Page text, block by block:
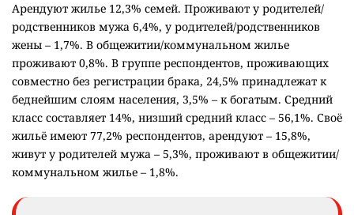
Арендуют жилье 12,3% семей. Проживают у родителей/
родственников мужа 6,4%, у родителей/родственников
жены – 1,7%. В общежитии/коммунальном жилье
проживают 0,8%. В группе респондентов, проживающих
совместно без регистрации брака, 24,5% принадлежат к
беднейшим слоям населения, 3,5% – к богатым. Средний
класс составляет 14%, низший средний класс – 56,1%. Своё
жильё имеют 77,2% респондентов, арендуют – 15,8%,
живут у родителей мужа – 5,3%, проживают в общежитии/
коммунальном жилье – 1,8%.